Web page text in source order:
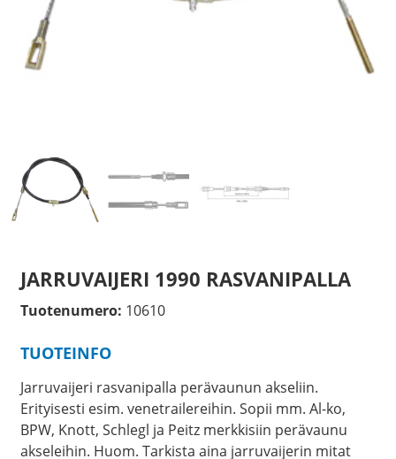
JARRUVAIJERI 1990 RASVANIPALLA
Tuotenumero: 10610
TUOTEINFO
Jarruvaijeri rasvanipalla perävaunun akseliin.
Erityisesti esim. venetrailereihin. Sopii mm. Al-ko,
BPW, Knott, Schlegl ja Peitz merkkisiin perävaunu
akseleihin. Huom. Tarkista aina jarruvaijerin mitat